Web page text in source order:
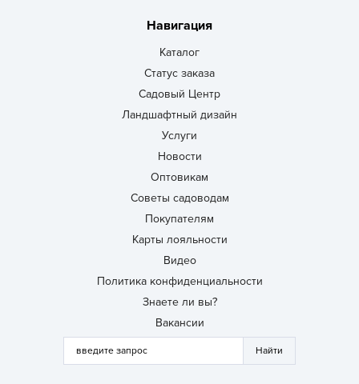
Навигация
Каталог
Статус заказа
Садовый Центр
Ландшафтный дизайн
Услуги
Новости
Оптовикам
Советы садоводам
Покупателям
Карты лояльности
Видео
Политика конфиденциальности
Знаете ли вы?
Вакансии